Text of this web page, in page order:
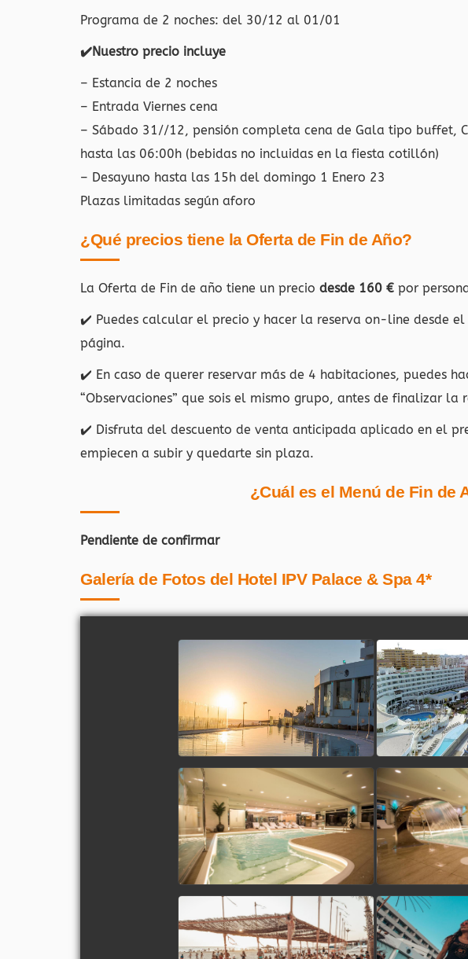
Programa de 2 noches: del 30/12 al 01/01
✔️Nuestro precio incluye
– Estancia de 2 noches
– Entrada Viernes cena
– Sábado 31//12, pensión completa cena de Gala tipo buffet,
hasta las 06:00h (bebidas no incluidas en la fiesta cotillón)
– Desayuno hasta las 15h del domingo 1 Enero 23
Plazas limitadas según aforo
¿Qué precios tiene la Oferta de Fin de Año?
La Oferta de Fin de año tiene un precio desde 160 € por
✔️ Puedes calcular el precio y hacer la reserva on-line desde el
página.
✔️ En caso de querer reservar más de 4 habitaciones, puedes
“Observaciones” que sois el mismo grupo, antes de finalizar la
✔️ Disfruta del descuento de venta anticipada aplicado en el
empiecen a subir y quedarte sin plaza.
¿Cuál es el Menú de Fin de
Pendiente de confirmar
Galería de Fotos del Hotel IPV Palace & Spa 4*